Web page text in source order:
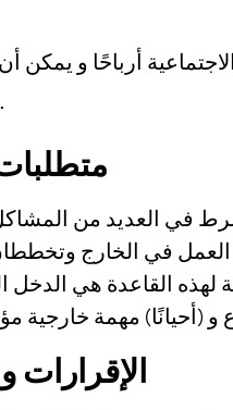
الاجتماعية أرباحًا و
رعاية خطيبك أو خطيبتك على الاطلاق.
في العديد من
في الخارج
لهذه القاعدة هي
الإقرارات